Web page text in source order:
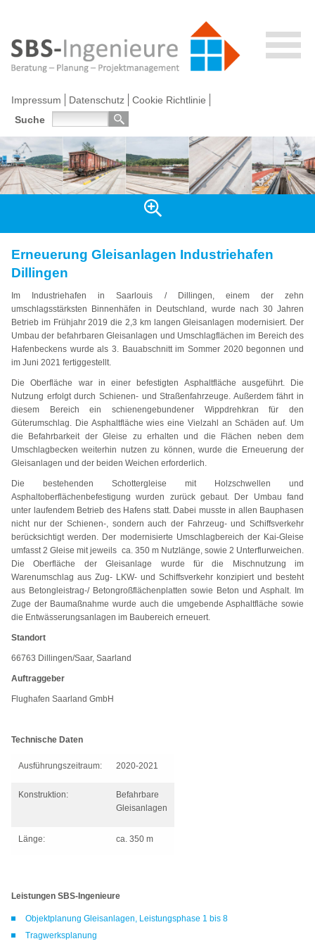
Impressum Datenschutz
Cookie Richtlinie
Suche
Erneuerung Gleisanlagen Industriehafen
Dillingen
Im Industriehafen in Saarlouis / Dillingen, einem der zehn
umschlagsstärksten Binnenhäfen in Deutschland, wurde nach 30 Jahren
Betrieb im Frühjahr 2019 die 2,3 km langen Gleisanlagen modernisiert. Der
Umbau der befahrbaren Gleisanlagen und Umschlagflächen im Bereich des
Hafenbeckens wurde als 3. Bauabschnitt im Sommer 2020 begonnen und
im Juni 2021 fertiggestellt.
Die Oberfläche war in einer befestigten Asphaltfläche ausgeführt. Die
Nutzung erfolgt durch Schienen- und Straßenfahrzeuge. Außerdem fährt in
diesem Bereich ein schienengebundener Wippdrehkran für den
Güterumschlag. Die Asphaltfläche wies eine Vielzahl an Schäden auf. Um
die Befahrbarkeit der Gleise zu erhalten und die Flächen neben dem
Umschlagbecken weiterhin nutzen zu können, wurde die Erneuerung der
Gleisanlagen und der beiden Weichen erforderlich.
Die bestehenden Schottergleise mit Holzschwellen und
Asphaltoberflächenbefestigung wurden zurück gebaut. Der Umbau fand
unter laufendem Betrieb des Hafens statt. Dabei musste in allen Bauphasen
nicht nur der Schienen-, sondern auch der Fahrzeug- und Schiffsverkehr
berücksichtigt werden. Der modernisierte Umschlagbereich der Kai-Gleise
umfasst 2 Gleise mit jeweils ca. 350 m Nutzlänge, sowie 2 Unterflurweichen.
Die Oberfläche der Gleisanlage wurde für die Mischnutzung im
Warenumschlag aus Zug- LKW- und Schiffsverkehr konzipiert und besteht
aus Betongleistrag-/ Betongroßflächenplatten sowie Beton und Asphalt. Im
Zuge der Baumaßnahme wurde auch die umgebende Asphaltfläche sowie
die Entwässerungsanlagen im Baubereich erneuert.
Standort
66763 Dillingen/Saar, Saarland
Auftraggeber
Flughafen Saarland GmbH
Technische Daten
Ausführungszeitraum: 2020-2021
Konstruktion:
Befahrbare
Gleisanlagen
Länge: ca. 350 m
Leistungen SBS-Ingenieure
Objektplanung Gleisanlagen, Leistungsphase 1 bis 8
Tragwerksplanung